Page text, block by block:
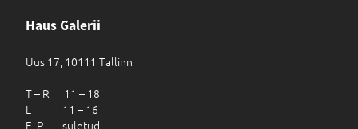
Haus Galerii
Uus 17, 10111 Tallinn
T – R 11 – 18
L 11 – 16
E, P suletud